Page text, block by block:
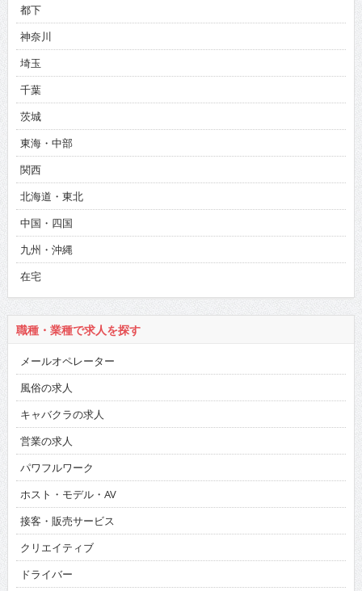
都下
神奈川
埼玉
千葉
茨城
東海・中部
関西
北海道・東北
中国・四国
九州・沖縄
在宅
職種・業種で求人を探す
メールオペレーター
風俗の求人
キャバクラの求人
営業の求人
パワフルワーク
ホスト・モデル・AV
接客・販売サービス
クリエイティブ
ドライバー